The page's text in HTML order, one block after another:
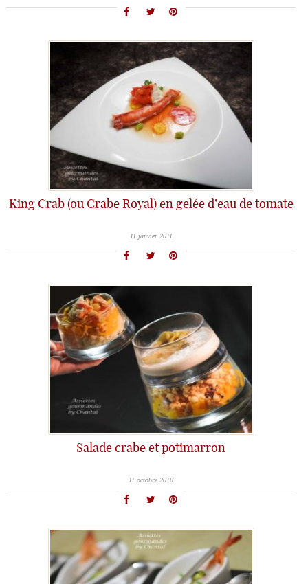
King Crab (ou Crabe Royal) en gelée d’eau de tomate
11 janvier 2011
Salade crabe et potimarron
11 octobre 2010